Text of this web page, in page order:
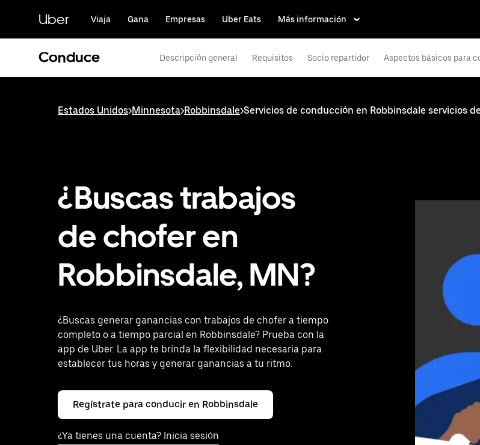
contenido
principal
Uber Viaja Gana Empresas Uber Eats Más información
Conduce Descripción general Requisitos Socio repartidor Aspectos básicos para
Estados Unidos>Minnesota>Robbinsdale>Servicios de conducción en Robbinsdale servicios
¿Buscas trabajos
de chofer en
Robbinsdale, MN?
¿Buscas generar ganancias con trabajos de chofer a tiempo
completo o a tiempo parcial en Robbinsdale? Prueba con la
app de Uber. La app te brinda la flexibilidad necesaria para
establecer tus horas y generar ganancias a tu ritmo.
Regístrate para conducir en Robbinsdale
¿Ya tienes una cuenta? Inicia sesión